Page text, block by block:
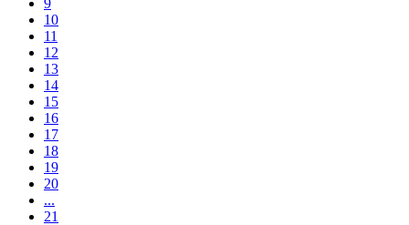
10
11
12
13
14
15
16
17
18
19
20
...
21